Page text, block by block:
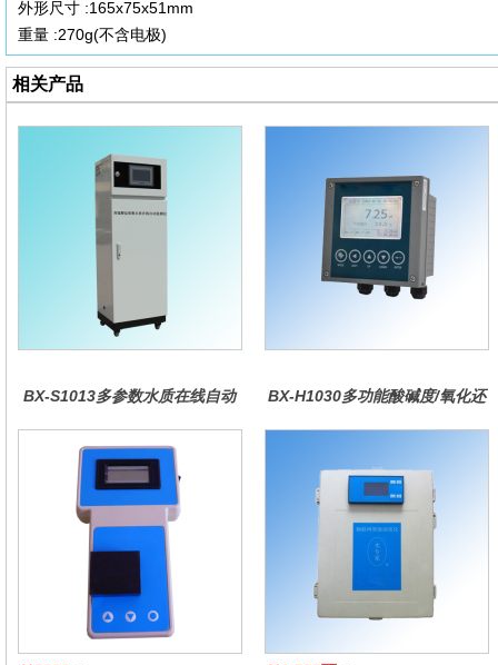
外形尺寸 :165x75x51mm
重量 :270g(不含电极)
相关产品
BX-S1013多参数水质在线自动
BX-H1030多功能酸碱度/氧化还